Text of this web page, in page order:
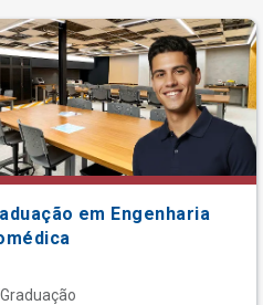
em Engenharia
Graduação